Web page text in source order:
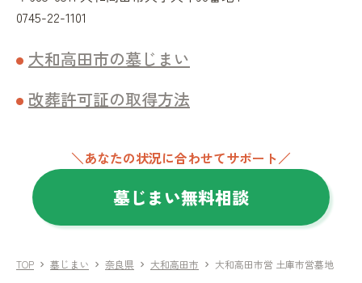
0745-22-1101
大和高田市の墓じまい
改葬許可証の取得方法
＼あなたの状況に合わせてサポート／
墓じまい無料相談
TOP chevron_right 墓じまい chevron_right 奈良県 chevron_right 大和高田市 chevron_right 大和高田市営 土庫市営墓地